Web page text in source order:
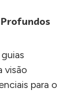
visão
para o